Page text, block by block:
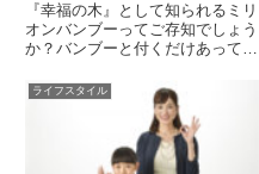
『幸福の木』として知られるミリ
オンバンブーってご存知でしょう
か？バンブーと付くだけあって、
「ドラセナ」という亜熱帯地域原
産の植物です。ミリオンバンブー
の花言葉は、『幸福』『開運』
『長寿』 であり、古来より中国
ライフスタイル